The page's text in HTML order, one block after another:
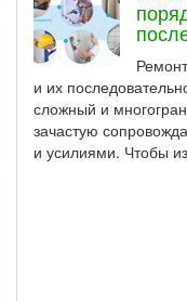
и их
сложный и
зачастую
и усилиями. Чтобы